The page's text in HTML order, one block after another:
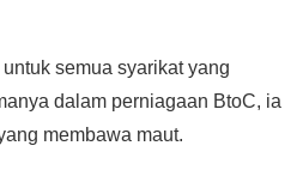
semua syarikat yang
dalam perniagaan BtoC, ia
membawa maut.